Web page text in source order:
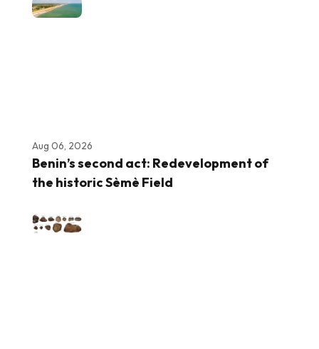
Aug 06, 2026
Benin’s second act: Redevelopment of
the historic Sèmè Field